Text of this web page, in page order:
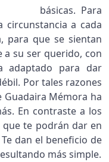
básicas. Para
circunstancia a cada
para que se sientan
a su ser querido, con
adaptado para dar
Por tales razones
Guadaira Mémora ha
En contraste a los
que te podrán dar en
dan el beneficio de
más simple.